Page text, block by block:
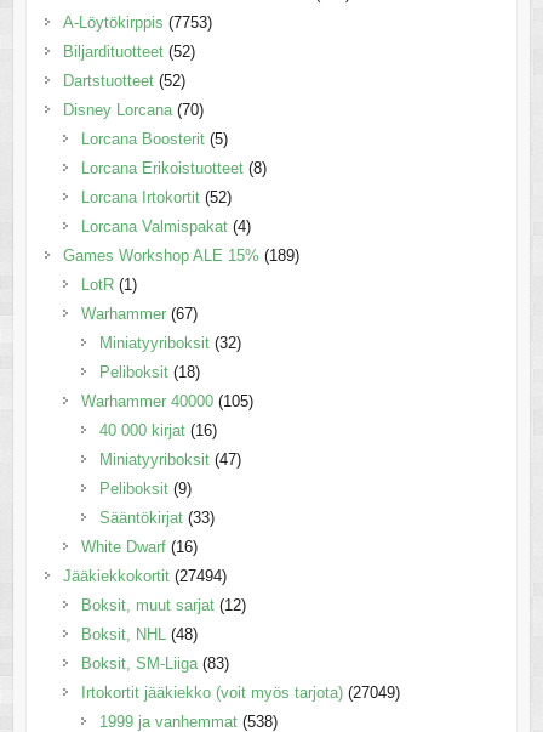
A-Löytökirppis (7753)
Biljardituotteet (52)
Dartstuotteet (52)
Disney Lorcana (70)
Lorcana Boosterit (5)
Lorcana Erikoistuotteet (8)
Lorcana Irtokortit (52)
Lorcana Valmispakat (4)
Games Workshop ALE 15% (189)
LotR (1)
Warhammer (67)
Miniatyyriboksit (32)
Peliboksit (18)
Warhammer 40000 (105)
40 000 kirjat (16)
Miniatyyriboksit (47)
Peliboksit (9)
Sääntökirjat (33)
White Dwarf (16)
Jääkiekkokortit (27494)
Boksit, muut sarjat (12)
Boksit, NHL
(48)
Boksit, SM-Liiga (83)
Irtokortit jääkiekko (voit myös tarjota) (27049)
1999 ja vanhemmat (538)